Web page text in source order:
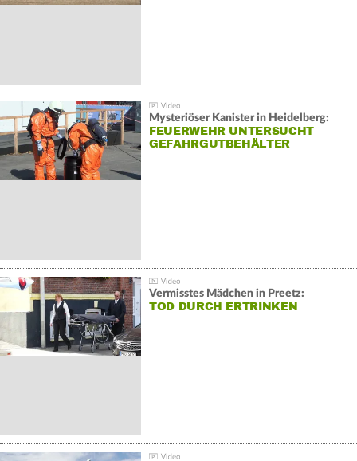
Mysteriöser Kanister in Heidelberg:
FEUERWEHR UNTERSUCHT
GEFAHRGUTBEHÄLTER
Vermisstes Mädchen in Preetz:
TOD DURCH ERTRINKEN